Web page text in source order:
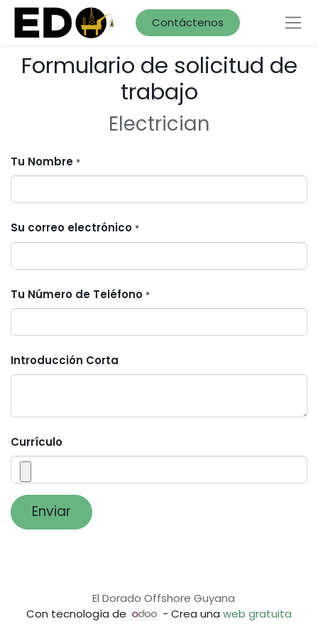
Contáctenos
Formulario de solicitud de
trabajo
Electrician
Tu Nombre *
Su correo electrónico *
Tu Número de Teléfono *
Introducción Corta
Currículo
Enviar
El Dorado Offshore Guyana
Con tecnología de
- Crea unaweb gratuita